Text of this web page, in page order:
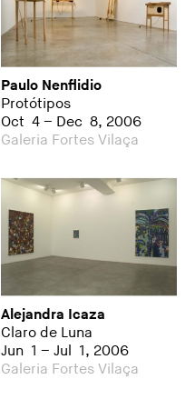
Paulo Nenflidio
Protótipos
Oct 4 – Dec 8, 2006
Galeria Fortes Vilaça
Alejandra Icaza
Claro de Luna
Jun 1 – Jul 1, 2006
Galeria Fortes Vilaça